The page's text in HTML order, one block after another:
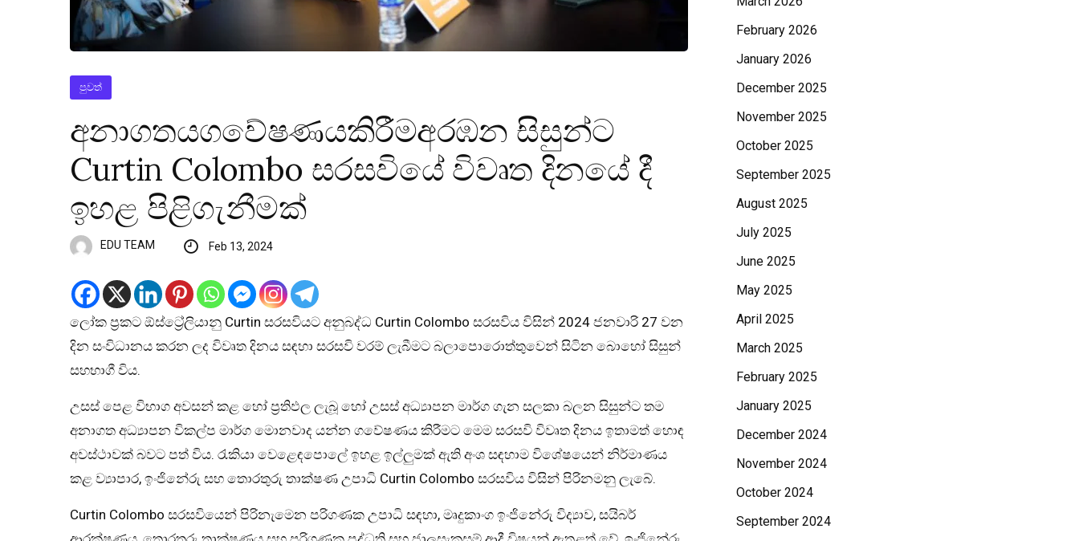
පුවත්
අනාගතයගවේෂණයකිරීමඅරඹන සිසුන්ට
‍Curtin Colombo සරසවියේ විවෘත දිනයේ දී
ඉහළ පිළිගැනීමක්
EDU TEAM Feb 13, 2024
ලෝක ප්‍රකට ඕස්ට්‍රේලියානු Curtin සරසවියට අනුබද්ධ Curtin Colombo සරසවිය විසින් 2024 ජනවාරි 27 වන
දින සංවිධානය කරන ලද විවෘත දිනය සඳහා සරසවි වරම් ලැබීමට බලාපොරොත්තුවෙන් සිටින බොහෝ සිසුන්
සහභාගී විය.
උසස් පෙළ විභාග අවසන් කළ හෝ ප්‍රතිඵල ලැබූ හෝ උසස් අධ්‍යාපන මාර්ග ගැන සලකා බලන සිසුන්ට තම
අනාගත අධ්‍යාපන විකල්ප මාර්ග මොනවාද යන්න ගවේෂණය කිරීමට මෙම සරසවි විවෘත දිනය ඉතාමත් හොඳ
අවස්ථාවක් බවට පත් විය. රැකියා වෙළෙඳපොලේ ඉහළ ඉල්ලුමක් ඇති අංශ සඳහාම විශේෂයෙන් නිර්මාණය
කළ ව්‍යාපාර, ඉංජිනේරු සහ තොරතුරු තාක්ෂණ උපාධි Curtin Colombo සරසවිය විසින් පිරිනමනු ලැබේ.
Curtin Colombo සරසවියෙන් පිරිනැමෙන පරිගණක උපාධි සඳහා, මෘදුකාංග ඉංජිනේරු විද්‍යාව, සයිබර්
February 2026
January 2026
December 2025
November 2025
October 2025
September 2025
August 2025
July 2025
June 2025
May 2025
April 2025
March 2025
February 2025
January 2025
December 2024
November 2024
October 2024
September 2024